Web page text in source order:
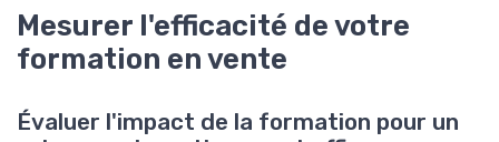
Mesurer l'efficacité de votre
formation en vente
Évaluer l'impact de la formation pour un